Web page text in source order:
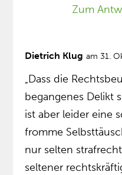
Zum
Dietrich Klug am 31.
„Dass die
begangenes Delikt
ist aber leider eine
fromme
nur selten
seltener